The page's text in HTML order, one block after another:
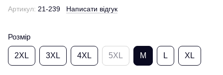
Артикул: 21-239 Написати відгук
Розмір
2XL 3XL 4XL 5XL M L XL